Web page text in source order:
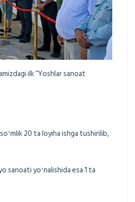
ilk “Yoshlar sanoat
20 ta loyiha ishga tushirilib,
sanoati yoʻnalishida esa 1 ta